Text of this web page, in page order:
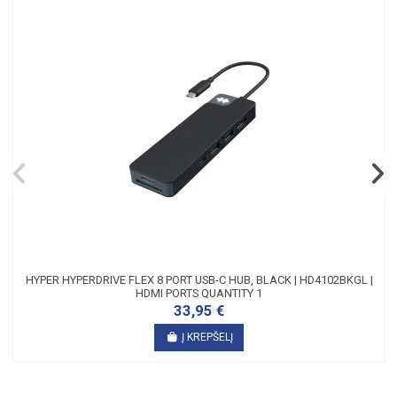
HYPER HYPERDRIVE FLEX 8 PORT USB-C HUB, BLACK | HD4102BKGL |
HDMI PORTS QUANTITY 1
33,95 €
Į KREPŠELĮ